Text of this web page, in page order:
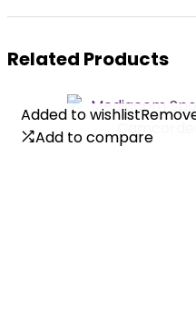
Related Products
Added to wishlist
Add to compare
Added to wishlist
Add to compare